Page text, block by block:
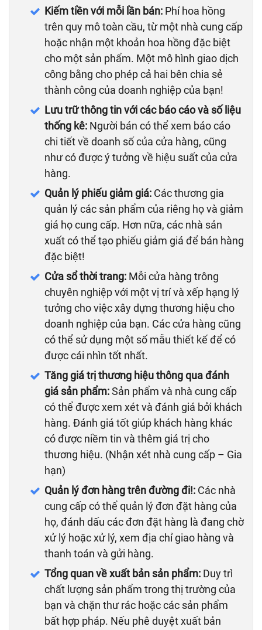
Kiếm tiền với mỗi lần bán: Phí hoa hồng
trên quy mô toàn cầu, từ một nhà cung cấp
hoặc nhận một khoản hoa hồng đặc biệt
cho một sản phẩm. Một mô hình giao dịch
công bằng cho phép cả hai bên chia sẻ
thành công của doanh nghiệp của bạn!
Lưu trữ thông tin với các báo cáo và số liệu
thống kê: Người bán có thể xem báo cáo
chi tiết về doanh số của cửa hàng, cũng
như có được ý tưởng về hiệu suất của cửa
hàng.
Quản lý phiếu giảm giá: Các thương gia
quản lý các sản phẩm của riêng họ và giảm
giá họ cung cấp. Hơn nữa, các nhà sản
xuất có thể tạo phiếu giảm giá để bán hàng
đặc biệt!
Cửa sổ thời trang: Mỗi cửa hàng trông
chuyên nghiệp với một vị trí và xếp hạng lý
tưởng cho việc xây dựng thương hiệu cho
doanh nghiệp của bạn. Các cửa hàng cũng
có thể sử dụng một số mẫu thiết kế để có
được cái nhìn tốt nhất.
Tăng giá trị thương hiệu thông qua đánh
giá sản phẩm:Sản phẩm và nhà cung cấp
có thể được xem xét và đánh giá bởi khách
hàng. Đánh giá tốt giúp khách hàng khác
có được niềm tin và thêm giá trị cho
thương hiệu. (Nhận xét nhà cung cấp – Gia
hạn)
Quản lý đơn hàng trên đường đi!: Các nhà
cung cấp có thể quản lý đơn đặt hàng của
họ, đánh dấu các đơn đặt hàng là đang chờ
xử lý hoặc xử lý, xem địa chỉ giao hàng và
thanh toán và gửi hàng.
Tổng quan về xuất bản sản phẩm: Duy trì
chất lượng sản phẩm trong thị trường của
bạn và chặn thư rác hoặc các sản phẩm
bất hợp pháp. Nếu phê duyệt xuất bản